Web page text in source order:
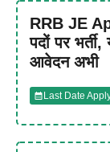
RRB JE
पदों पर
आवेदन अभी
Last Date